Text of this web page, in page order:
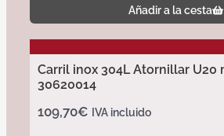
Añadir a la cesta
Carril inox 304L Atornillar U20
30620014
109,70€ IVA incluido